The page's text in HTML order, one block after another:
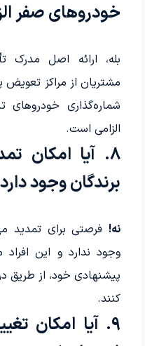
خودروهای صفر
بله، ارائه اصل
مشتریان از مراکز تعویض
شماره‌گذاری خودروهای
الزامی است.
8. آیا امکان
برندگان وجود
نه! فرصتی برای تمدید
وجود ندارد و این
پیشنهادی خود، از طریق
کنند.
9. آیا امکان